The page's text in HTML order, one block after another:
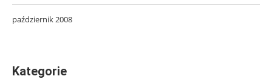
październik 2008
Kategorie